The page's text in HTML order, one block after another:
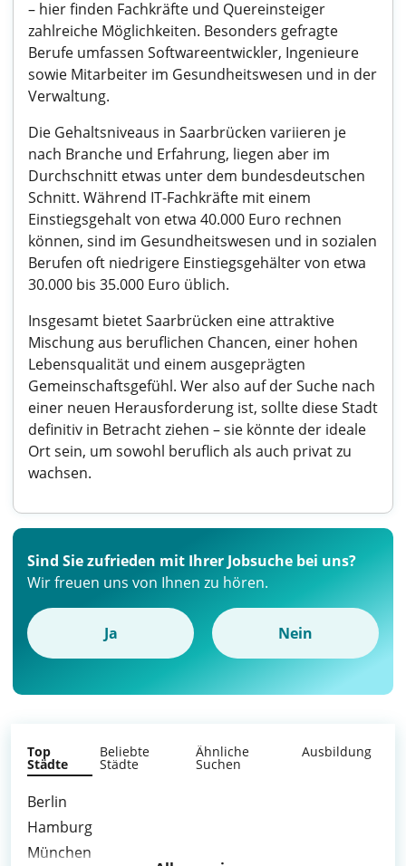
– hier finden Fachkräfte und Quereinsteiger
zahlreiche Möglichkeiten. Besonders gefragte
Berufe umfassen Softwareentwickler, Ingenieure
sowie Mitarbeiter im Gesundheitswesen und in der
Verwaltung.
Die Gehaltsniveaus in Saarbrücken variieren je
nach Branche und Erfahrung, liegen aber im
Durchschnitt etwas unter dem bundesdeutschen
Schnitt. Während IT-Fachkräfte mit einem
Einstiegsgehalt von etwa 40.000 Euro rechnen
können, sind im Gesundheitswesen und in sozialen
Berufen oft niedrigere Einstiegsgehälter von etwa
30.000 bis 35.000 Euro üblich.
Insgesamt bietet Saarbrücken eine attraktive
Mischung aus beruflichen Chancen, einer hohen
Lebensqualität und einem ausgeprägten
Gemeinschaftsgefühl. Wer also auf der Suche nach
einer neuen Herausforderung ist, sollte diese Stadt
definitiv in Betracht ziehen – sie könnte der ideale
Ort sein, um sowohl beruflich als auch privat zu
wachsen.
Sind Sie zufrieden mit Ihrer Jobsuche bei uns?
Wir freuen uns von Ihnen zu hören.
Ja Nein
Top
Städte
Beliebte
Städte
Ähnliche
Suchen
Ausbildung
Berlin
Hamburg
München